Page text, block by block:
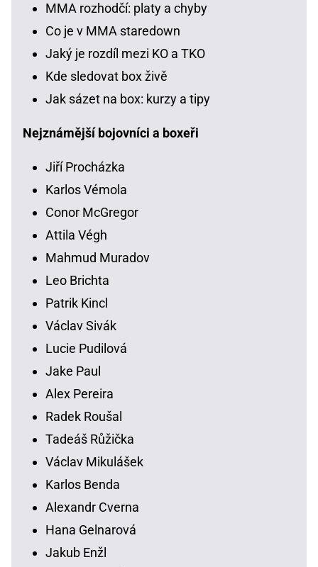
MMA rozhodčí: platy a chyby
Co je v MMA staredown
Jaký je rozdíl mezi KO a TKO
Kde sledovat box živě
Jak sázet na box: kurzy a tipy
Nejznámější bojovníci a boxeři
Jiří Procházka
Karlos Vémola
Conor McGregor
Attila Végh
Mahmud Muradov
Leo Brichta
Patrik Kincl
Václav Sivák
Lucie Pudilová
Jake Paul
Alex Pereira
Radek Roušal
Tadeáš Růžička
Václav Mikulášek
Karlos Benda
Alexandr Cverna
Hana Gelnarová
Jakub Enžl